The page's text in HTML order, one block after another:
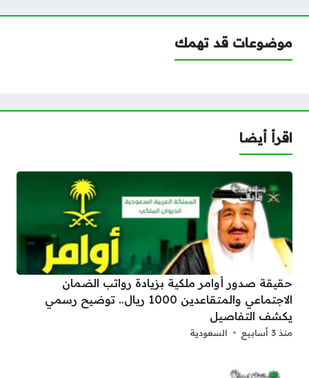
موضوعات قد تهمك
اقرأ أيضا
حقيقة صدور أوامر ملكية بزيادة رواتب الضمان
الاجتماعي والمتقاعدين 1000 ريال.. توضيح رسمي
يكشف التفاصيل
منذ 3 أسابيع السعودية